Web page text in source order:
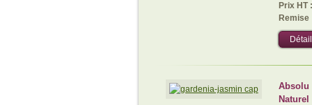
Prix HT
Absolu
Naturel